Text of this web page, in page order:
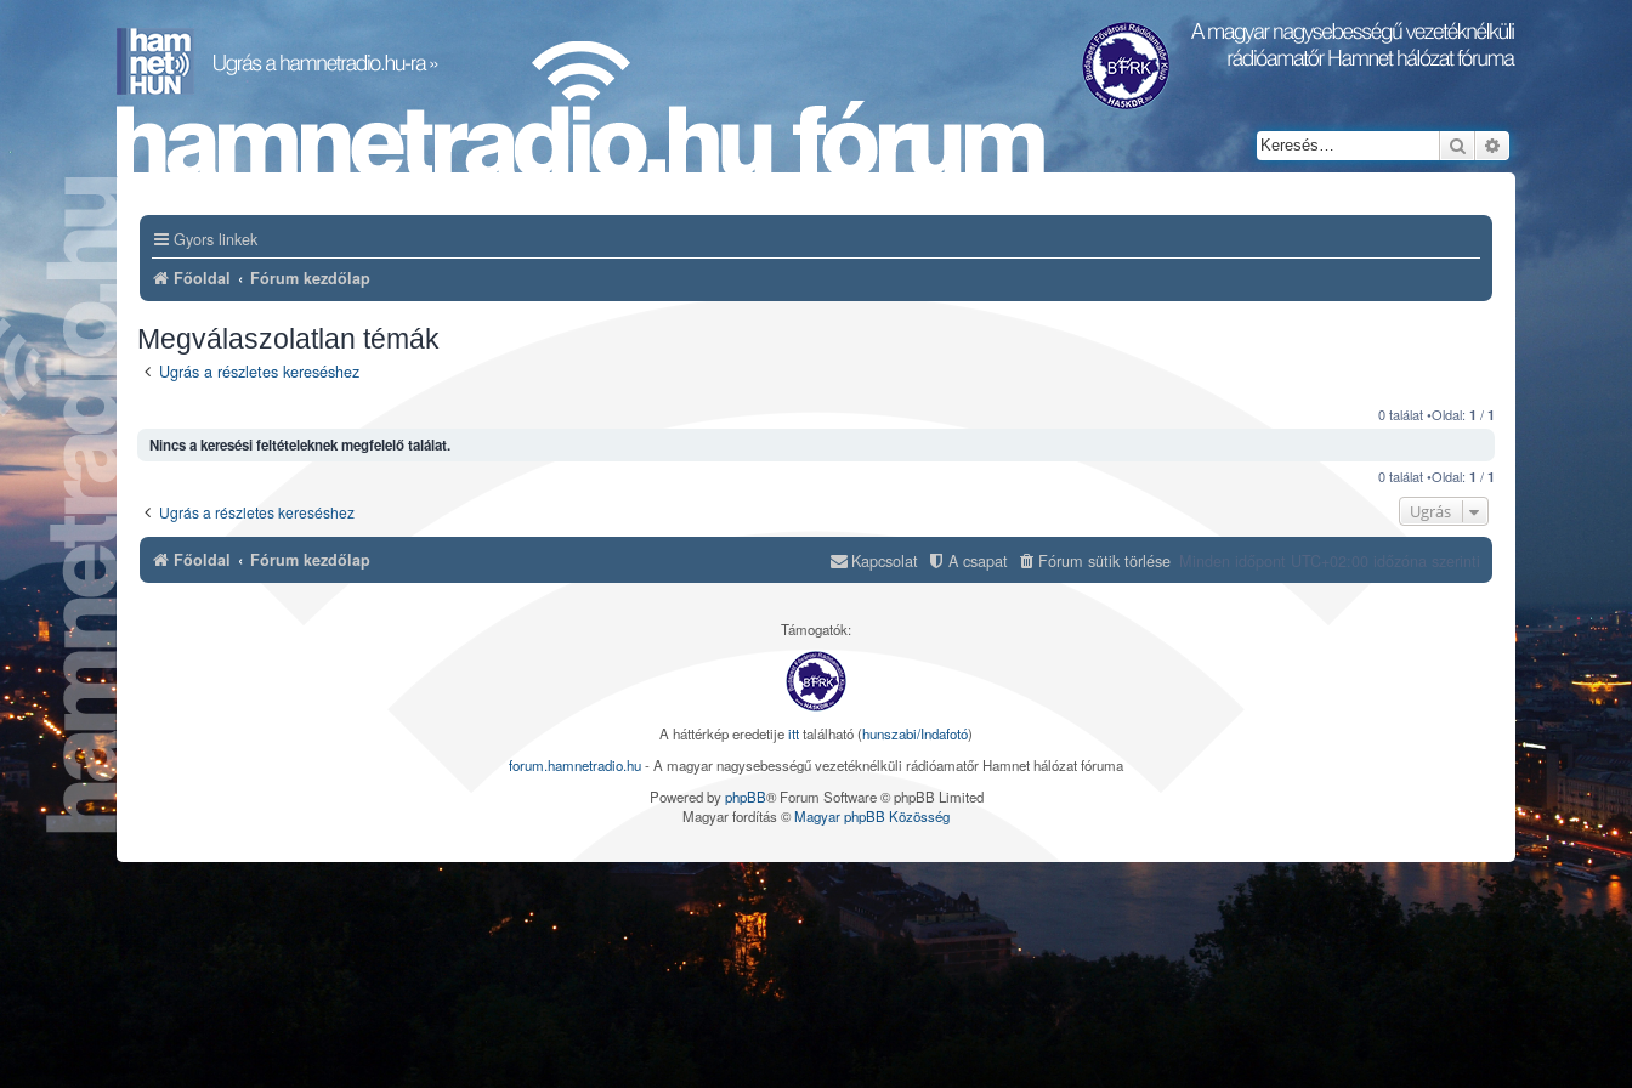
Keresés
Gyors linkek
Főoldal Fórum kezdőlap
Megválaszolatlan témák
Ugrás a részletes kereséshez
0 találat •Oldal: 1 / 1
Nincs a keresési feltételeknek megfelelő találat.
0 találat •Oldal: 1 / 1
Ugrás a részletes kereséshez Ugrás
Főoldal Fórum kezdőlap Minden időpont UTC+02:00 időzóna szerinti
Fórum sütik törlése
A csapat
Kapcsolat
Támogatók:
A háttérkép eredetijeitttalálható (hunszabi/Indafotó)
forum.hamnetradio.hu- A magyar nagysebességű vezetéknélküli rádióamatőr Hamnet hálózat fóruma
Powered byphpBB® Forum Software © phpBB Limited
Magyar fordítás ©Magyar phpBB Közösség